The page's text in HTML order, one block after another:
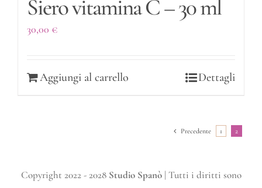
Siero vitamina C – 30 ml
30,00 €
Aggiungi al carrello Dettagli
Precedente 1 2
Copyright 2022 - 2028 Studio Spanò| Tutti i diritti sono